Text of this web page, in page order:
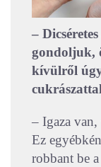
–
gondoljuk,
kívülről
– Igaza
Ez
robbant be